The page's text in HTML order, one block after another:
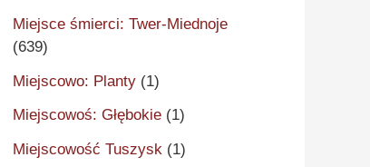
Miejsce śmierci: Twer-Miednoje
(639)
Miejscowo: Planty (1)
Miejscowoś: Głębokie (1)
Miejscowość Tuszysk (1)